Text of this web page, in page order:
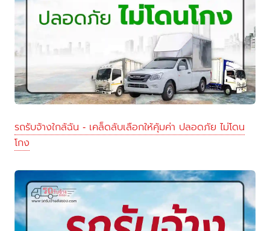
รถรับจ้างใกล้ฉัน - เคล็ดลับเลือกให้คุ้มค่า ปลอดภัย ไม่โดน
โกง